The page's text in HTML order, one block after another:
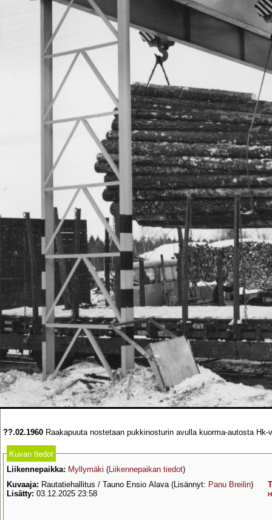
??.02.1960 Raakapuuta nostetaan pukkinosturin avulla kuorma-autosta
Kuvan tiedot
Liikennepaikka: Myllymäki ( Liikennepaikan tiedot)
Kuvaaja: Rautatiehallitus / Tauno Ensio Alava (Lisännyt: Panu Breilin)
Lisätty: 03.12.2025 23:58